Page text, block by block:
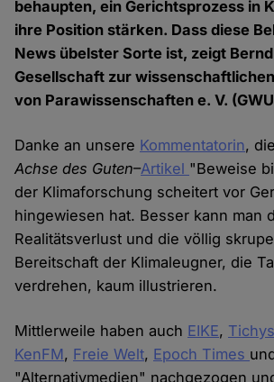
behaupten, ein Gerichtsprozess in
ihre Position stärken. Dass diese
News übelster Sorte ist, zeigt
Gesellschaft zur
von Parawissenschaften e. V.
Danke an unsere Kommentatorin,
Achse des Guten–Artikel "Beweise
der Klimaforschung scheitert vor
hingewiesen hat. Besser kann man
Realitätsverlust und die völlig
Bereitschaft der Klimaleugner, die
verdrehen, kaum illustrieren.
Mittlerweile haben auch EIKE,
KenFM, Freie Welt, Epoch Times
"Alternativmedien" nachgezogen